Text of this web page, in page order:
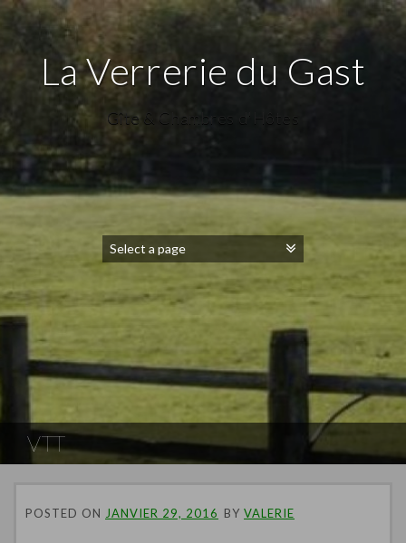
La Verrerie du Gast
Gîte & Chambres d'Hôtes
VTT
POSTED ON JANVIER 29, 2016 BY VALERIE